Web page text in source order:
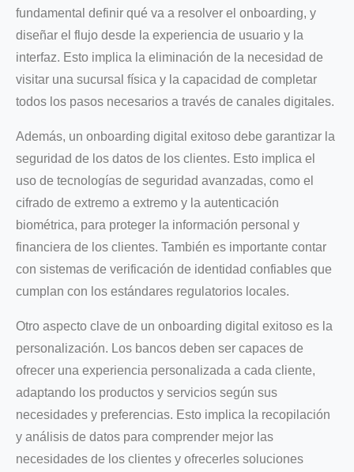
fundamental definir qué va a resolver el onboarding, y
diseñar el flujo desde la experiencia de usuario y la
interfaz. Esto implica la eliminación de la necesidad de
visitar una sucursal física y la capacidad de completar
todos los pasos necesarios a través de canales digitales.
Además, un onboarding digital exitoso debe garantizar la
seguridad de los datos de los clientes. Esto implica el
uso de tecnologías de seguridad avanzadas, como el
cifrado de extremo a extremo y la autenticación
biométrica, para proteger la información personal y
financiera de los clientes. También es importante contar
con sistemas de verificación de identidad confiables que
cumplan con los estándares regulatorios locales.
Otro aspecto clave de un onboarding digital exitoso es la
personalización. Los bancos deben ser capaces de
ofrecer una experiencia personalizada a cada cliente,
adaptando los productos y servicios según sus
necesidades y preferencias. Esto implica la recopilación
y análisis de datos para comprender mejor las
necesidades de los clientes y ofrecerles soluciones